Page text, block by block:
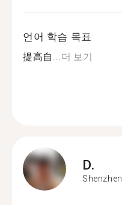
언어 학습 목표
提高自...더 보기
D.
Shenzhen